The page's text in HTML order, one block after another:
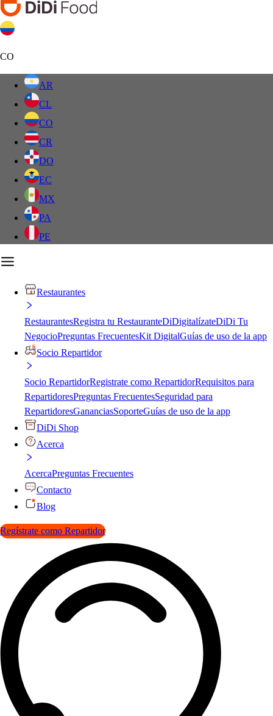
CO
AR
CL
CO
CR
DO
EC
MX
PA
PE
Restaurantes
RestaurantesRegistra tu RestauranteDiDigitalízateDiDi Tu
NegocioPreguntas FrecuentesKit DigitalGuías de uso de la app
Socio Repartidor
Socio RepartidorRegistrate como RepartidorRequisitos para
RepartidoresPreguntas FrecuentesSeguridad para
RepartidoresGananciasSoporteGuías de uso de la app
DiDi Shop
Acerca
AcercaPreguntas Frecuentes
Contacto
Blog
Regístrate como Repartidor